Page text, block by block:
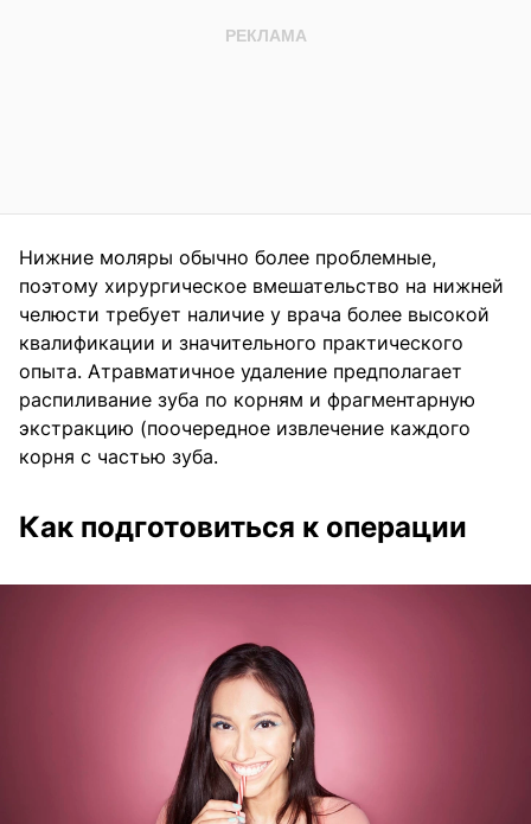
Нижние моляры обычно более проблемные,
поэтому хирургическое вмешательство на нижней
челюсти требует наличие у врача более высокой
квалификации и значительного практического
опыта. Атравматичное удаление предполагает
распиливание зуба по корням и фрагментарную
экстракцию (поочередное извлечение каждого
корня с частью зуба.
Как подготовиться к операции